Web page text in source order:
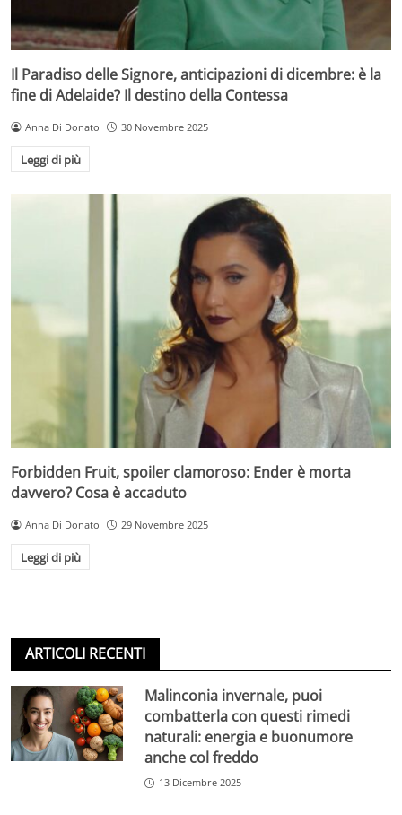
Il Paradiso delle Signore, anticipazioni di dicembre: è la
fine di Adelaide? Il destino della Contessa
Anna Di Donato 30 Novembre 2025
Leggi di più
Forbidden Fruit, spoiler clamoroso: Ender è morta
davvero? Cosa è accaduto
Anna Di Donato 29 Novembre 2025
Leggi di più
ARTICOLI RECENTI
Malinconia invernale, puoi
combatterla con questi rimedi
naturali: energia e buonumore
anche col freddo
13 Dicembre 2025